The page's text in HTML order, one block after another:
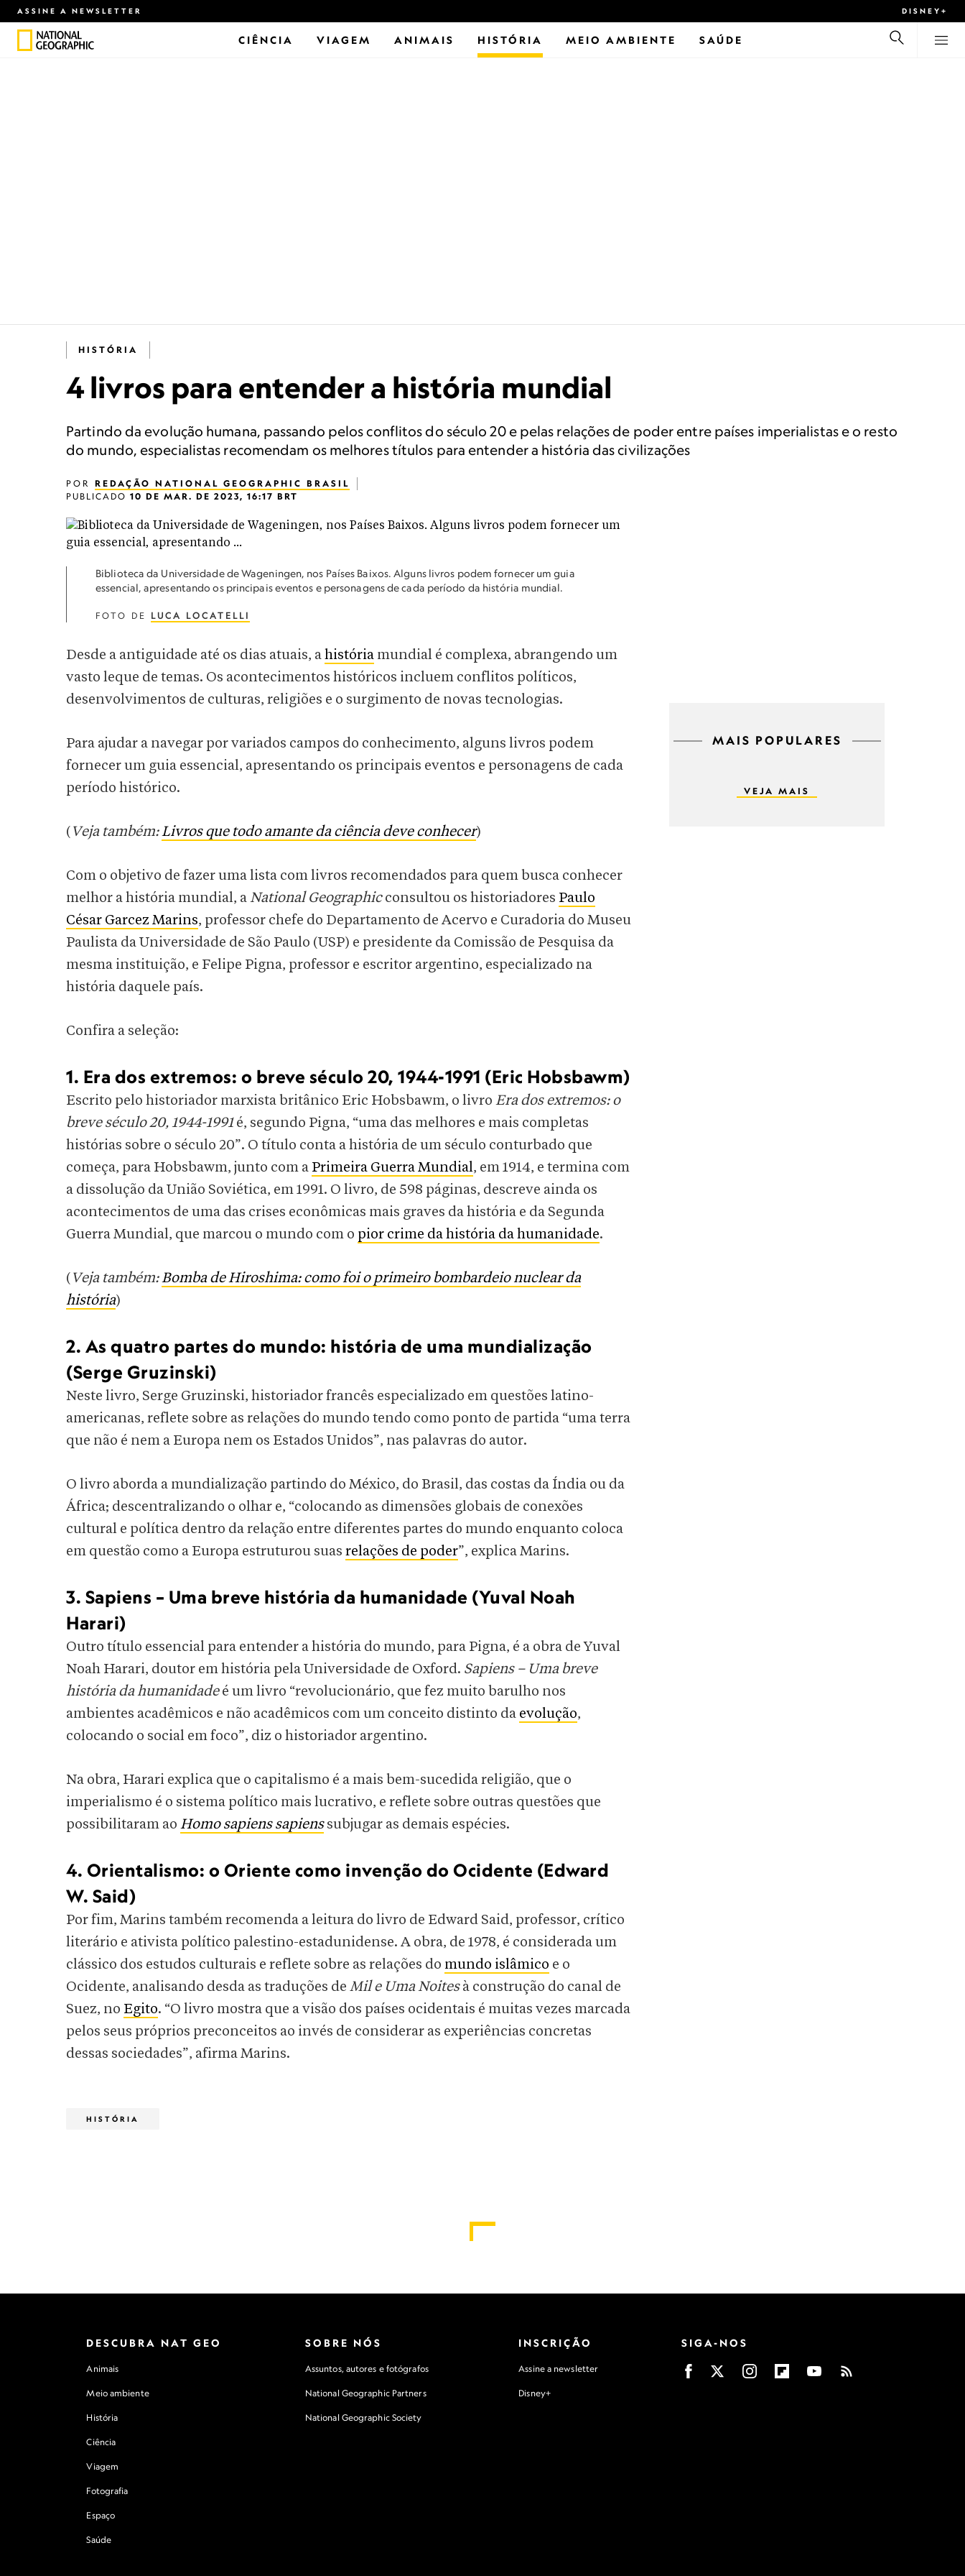
ASSINE A NEWSLETTER DISNEY+
CIÊNCIA VIAGEM ANIMAIS HISTÓRIA MEIO AMBIENTE SAÚDE
HISTÓRIA
4 livros para entender a história mundial
Partindo da evolução humana, passando pelos conflitos do século 20 e pelas relações de poder entre países imperialistas e o resto
do mundo, especialistas recomendam os melhores títulos para entender a história das civilizações
POR REDAÇÃO NATIONAL GEOGRAPHIC BRASIL
PUBLICADO 10 DE MAR. DE 2023, 16:17 BRT
Biblioteca da Universidade de Wageningen, nos Países Baixos. Alguns livros podem fornecer um guia
essencial, apresentando os principais eventos e personagens de cada período da história mundial.
FOTO DE LUCA LOCATELLI
Desde a antiguidade até os dias atuais, ahistória mundial é complexa, abrangendo um
vasto leque de temas. Os acontecimentos históricos incluem conflitos políticos,
desenvolvimentos de culturas, religiões e o surgimento de novas tecnologias.
Para ajudar a navegar por variados campos do conhecimento, alguns livros podem
fornecer um guia essencial, apresentando os principais eventos e personagens de cada
período histórico.
( Veja também:Livros que todo amante da ciência deve conhecer)
Com o objetivo de fazer uma lista com livros recomendados para quem busca conhecer
melhor a história mundial, aNational Geographicconsultou os historiadores Paulo
César Garcez Marins, professor chefe do Departamento de Acervo e Curadoria do Museu
Paulista da Universidade de São Paulo (USP) e presidente da Comissão de Pesquisa da
mesma instituição, e Felipe Pigna, professor e escritor argentino, especializado na
história daquele país.
Confira a seleção:
1. Era dos extremos: o breve século 20, 1944-1991 (Eric Hobsbawm)
Escrito pelo historiador marxista britânico Eric Hobsbawm, o livro Era dos extremos: o
breve século 20, 1944-1991é, segundo Pigna, “uma das melhores e mais completas
histórias sobre o século 20”. O título conta a história de um século conturbado que
começa, para Hobsbawm, junto com a Primeira Guerra Mundial, em 1914, e termina com
a dissolução da União Soviética, em 1991. O livro, de 598 páginas, descreve ainda os
acontecimentos de uma das crises econômicas mais graves da história e da Segunda
Guerra Mundial, que marcou o mundo com o pior crime da história da humanidade.
( Veja também:Bomba de Hiroshima: como foi o primeiro bombardeio nuclear da
história)
2. As quatro partes do mundo: história de uma mundialização
(Serge Gruzinski)
Neste livro, Serge Gruzinski, historiador francês especializado em questões latino-
americanas, reflete sobre as relações do mundo tendo como ponto de partida “uma terra
que não é nem a Europa nem os Estados Unidos”, nas palavras do autor.
O livro aborda a mundialização partindo do México, do Brasil, das costas da Índia ou da
África; descentralizando o olhar e, “colocando as dimensões globais de conexões
cultural e política dentro da relação entre diferentes partes do mundo enquanto coloca
em questão como a Europa estruturou suas relações de poder”, explica Marins.
3. Sapiens – Uma breve história da humanidade (Yuval Noah
Harari)
Outro título essencial para entender a história do mundo, para Pigna, é a obra de Yuval
Noah Harari, doutor em história pela Universidade de Oxford. Sapiens – Uma breve
história da humanidadeé um livro “revolucionário, que fez muito barulho nos
ambientes acadêmicos e não acadêmicos com um conceito distinto da evolução,
colocando o social em foco”, diz o historiador argentino.
Na obra, Harari explica que o capitalismo é a mais bem-sucedida religião, que o
imperialismo é o sistema político mais lucrativo, e reflete sobre outras questões que
possibilitaram ao Homo sapiens sapienssubjugar as demais espécies.
4. Orientalismo: o Oriente como invenção do Ocidente (Edward
W. Said)
Por fim, Marins também recomenda a leitura do livro de Edward Said, professor, crítico
literário e ativista político palestino-estadunidense. A obra, de 1978, é considerada um
clássico dos estudos culturais e reflete sobre as relações do mundo islâmico e o
Ocidente, analisando desda as traduções de Mil e Uma Noitesà construção do canal de
Suez, no Egito. “O livro mostra que a visão dos países ocidentais é muitas vezes marcada
pelos seus próprios preconceitos ao invés de considerar as experiências concretas
dessas sociedades”, afirma Marins.
MAIS POPULARES
VEJA MAIS
HISTÓRIA
DESCUBRA NAT GEO
Animais
Meio ambiente
História
Ciência
Viagem
Fotografia
Espaço
Saúde
SOBRE NÓS
Assuntos, autores e fotógrafos
National Geographic Partners
National Geographic Society
INSCRIÇÃO
Assine a newsletter
Disney+
SIGA-NOS